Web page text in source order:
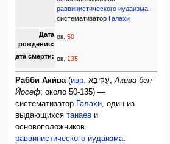
раввинистического иудаизма,
систематизатор Галахи
Дата
рождения:
ок. 50
Дата смерти: ок. 135
Рабби Аки́ва(ивр. עֲקִיבָא‎,Акива бен-
Йосеф; около 50-135) —
систематизатор
Галахи, один из
выдающихсятанаев и
основоположников
раввинистического иудаизма.